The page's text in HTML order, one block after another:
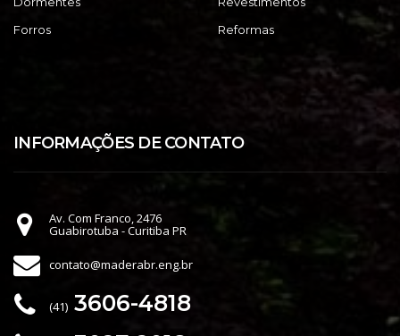
Forros
Reformas
INFORMAÇÕES DE CONTATO
Av. Com Franco, 2476
Guabirotuba - Curitiba PR
contato@maderabr.eng.br
(41) 3606-4818